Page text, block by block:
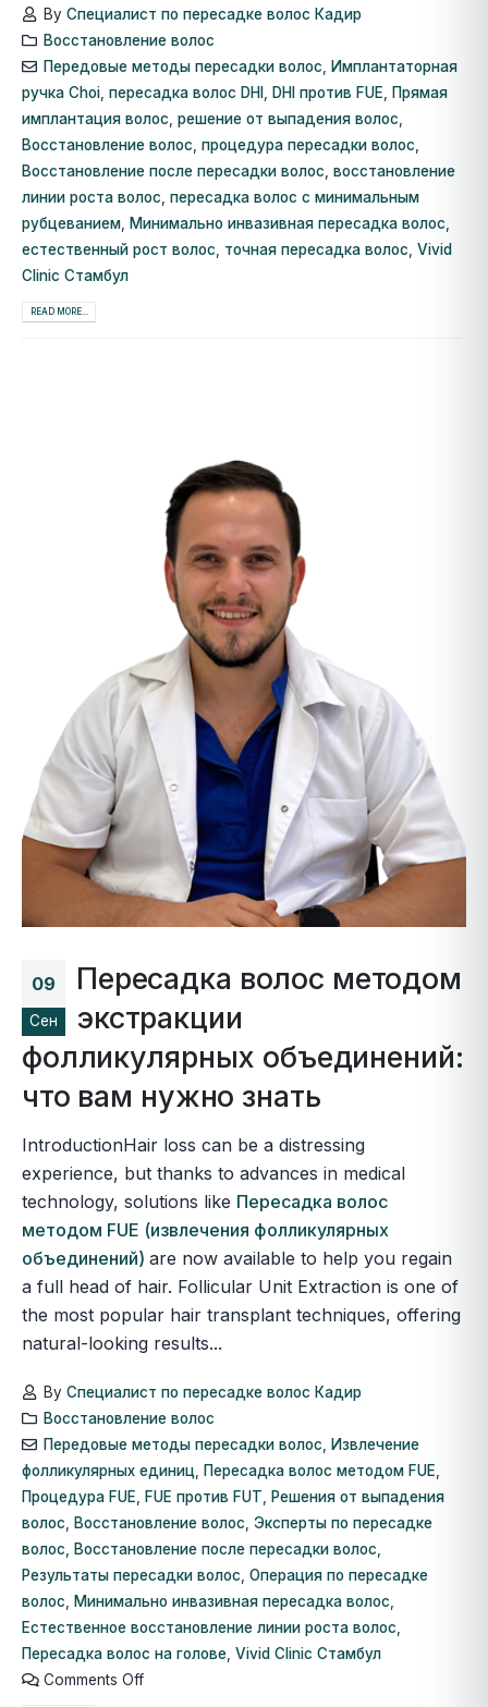
By Специалист по пересадке волос Кадир
Восстановление волос
Передовые методы пересадки волос, Имплантаторная
ручка Choi, пересадка волос DHI , DHI против FUE, Прямая
имплантация волос, решение от выпадения волос,
Восстановление волос, процедура пересадки волос,
Восстановление после пересадки волос, восстановление
линии роста волос, пересадка волос с минимальным
рубцеванием, Минимально инвазивная пересадка волос,
естественный рост волос, точная пересадка волос, Vivid
Clinic Стамбул
READ MORE...
09
Сен
Пересадка волос методом
экстракции
фолликулярных объединений:
что вам нужно знать
IntroductionHair loss can be a distressing
experience, but thanks to advances in medical
technology, solutions like Пересадка волос
методом FUE (извлечения фолликулярных
объединений) are now available to help you regain
a full head of hair. Follicular Unit Extraction is one of
the most popular hair transplant techniques, offering
natural-looking results...
By Специалист по пересадке волос Кадир
Восстановление волос
Передовые методы пересадки волос
Извлечение
фолликулярных единиц
Пересадка волос методом FUE
Процедура FUE
FUE против FUT
Решения от выпадения
волос
Восстановление волос Эксперты по пересадке
волос
Восстановление после пересадки волос
Результаты пересадки волос Операция по пересадке
волос
Минимально инвазивная пересадка волос
Естественное восстановление линии роста волос
Пересадка волос на голове Vivid Clinic Стамбул
Comments Off